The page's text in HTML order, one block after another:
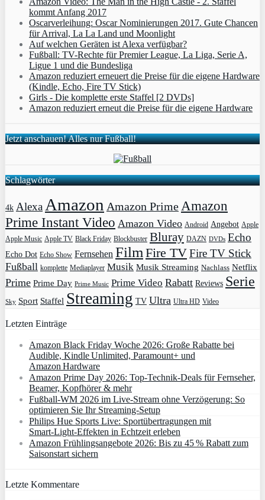
kommt Anfang 2017
Oscarverleihung: Oscar Nominierungen 2017. Gute Chancen
für Arrival, La La Land und Moonlight
Auf welchen Geräten ist Alexa verfügbar?
Fußball: TV-Rechte für Premier League, La Liga, Serie A,
Ligue 1 und die Bundesliga
Amazon reduziert erneuert die Preise für die eigene Hardware
(Kindle, Echo, Fire TV Stick)
Girls - Die komplette erste Staffel [2 DVDs]
Amazon reduziert erneut die Preise für die eigene Hardware
Jetzt anschauen! Alles nur Fußball!
Schlagwörter
4k AlexaAmazon Amazon PrimeAmazon
Prime Instant Video Amazon Video Android Angebot Apple
Apple Music Apple TV Black Friday Blockbuster Bluray DAZN DVDs Echo
Echo Dot Echo Show Fernsehen FilmFire TVFire TV Stick
Fußball komplette Mediaplayer Musik Musik Streaming Nachlass Netflix
Prime Prime Day Prime Music Prime Video Rabatt Reviews Serie
Sky Sport Staffel Streaming TV Ultra Ultra HD Video
Letzten Einträge
Amazon Black Friday Woche 2026: Große Rabatte bei
Audible, Kindle Unlimited, Paramount+ und
Amazon Hardware
Amazon Prime Day 2026: Top-Technik-Deals für Fernseher,
Beamer, Kopfhörer & mehr
Fußball-WM 2026 im Live-Stream ohne Verzögerung: So
optimieren Sie Ihr Streaming-Setup
Philips Hue Sports Live: Sportübertragungen mit
Smart‑Light‑Effekten in Echtzeit erleben
Amazon Frühlingsangebote 2026: Bis zu 45 % Rabatt zum
Saisonstart sichern
Letzte Kommentare